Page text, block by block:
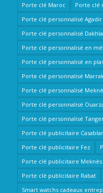
Porte clé Maroc
Porte clé
Porte clé personnalisé Agadir
Porte clé personnalisé Dakhla
Porte clé personnalisé en
Porte clé personnalisé en
Porte clé personnalisé
Porte clé personnalisé
Porte clé personnalisé
Porte clé personnalisé
Porte clé publicitaire
Porte clé publicitaire Fez
Porte clé publicitaire Meknès
Porte clé publicitaire Rabat
Smart watchs cadeaux